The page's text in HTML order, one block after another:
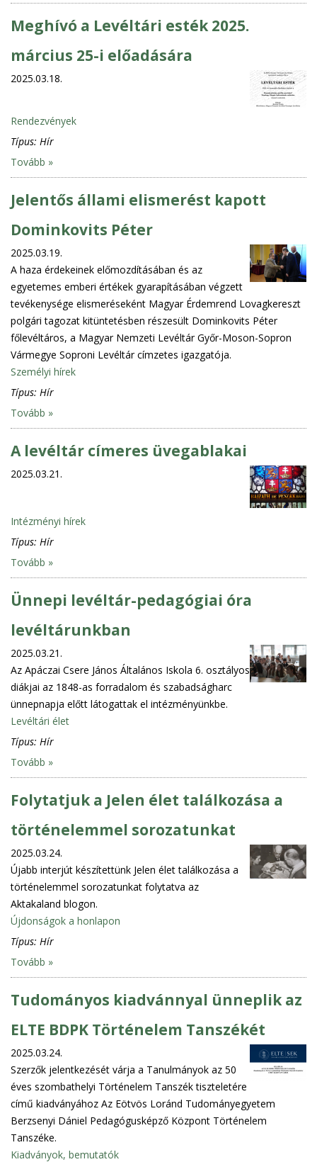
Meghívó a Levéltári esték 2025.
március 25-i előadására
2025.03.18.
Rendezvények
Típus: Hír
Tovább »
Jelentős állami elismerést kapott
Dominkovits Péter
2025.03.19.
A haza érdekeinek előmozdításában és az
egyetemes emberi értékek gyarapításában végzett
tevékenysége elismeréseként Magyar Érdemrend Lovagkereszt
polgári tagozat kitüntetésben részesült Dominkovits Péter
főlevéltáros, a Magyar Nemzeti Levéltár Győr-Moson-Sopron
Vármegye Soproni Levéltár címzetes igazgatója.
Személyi hírek
Típus: Hír
Tovább »
A levéltár címeres üvegablakai
2025.03.21.
Intézményi hírek
Típus: Hír
Tovább »
Ünnepi levéltár-pedagógiai óra
levéltárunkban
2025.03.21.
Az Apáczai Csere János Általános Iskola 6. osztályos
diákjai az 1848-as forradalom és szabadságharc
ünnepnapja előtt látogattak el intézményünkbe.
Levéltári élet
Típus: Hír
Tovább »
Folytatjuk a Jelen élet találkozása a
történelemmel sorozatunkat
2025.03.24.
Újabb interjút készítettünk Jelen élet találkozása a
történelemmel sorozatunkat folytatva az
Aktakaland blogon.
Újdonságok a honlapon
Típus: Hír
Tovább »
Tudományos kiadvánnyal ünneplik az
ELTE BDPK Történelem Tanszékét
2025.03.24.
Szerzők jelentkezését várja a Tanulmányok az 50
éves szombathelyi Történelem Tanszék tiszteletére
című kiadványához Az Eötvös Loránd Tudományegyetem
Berzsenyi Dániel Pedagógusképző Központ Történelem
Tanszéke.
Kiadványok, bemutatók